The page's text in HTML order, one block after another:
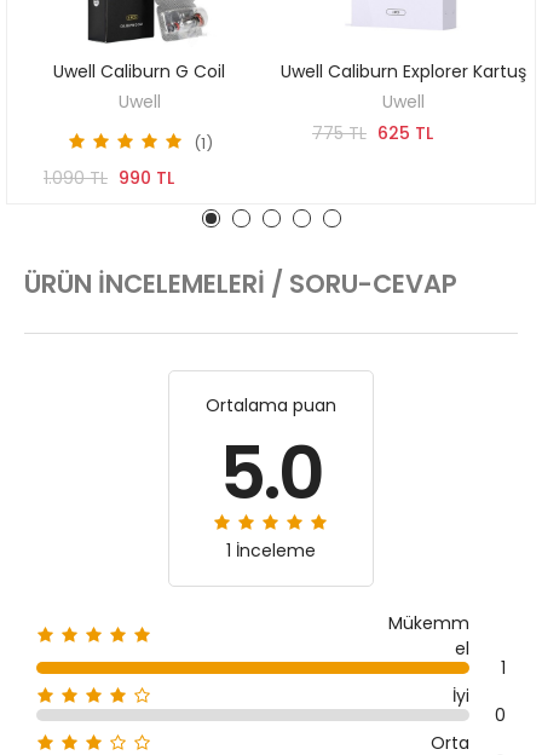
SEPETE EKLE
Uwell Caliburn G Coil
Uwell
(1)
1.090 TL 990 TL
SEPETE EKLE
Uwell Caliburn Explorer Kartuş
Uwell
775 TL 625 TL
ÜRÜN İNCELEMELERI / SORU-CEVAP
Ortalama puan
5.0
1 İnceleme
Mükemm
el
1
İyi
0
Orta